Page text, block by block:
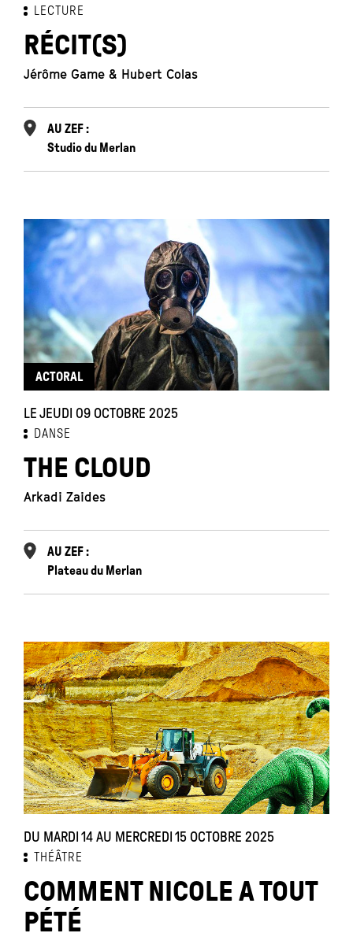
LECTURE
RÉCIT(S)
Jérôme Game & Hubert Colas
AU ZEF :
Studio du Merlan
ACTORAL
LE JEUDI 09 OCTOBRE 2025
DANSE
THE CLOUD
Arkadi Zaides
AU ZEF :
Plateau du Merlan
DU MARDI 14 AU MERCREDI 15 OCTOBRE 2025
THÉÂTRE
COMMENT NICOLE A TOUT
PÉTÉ